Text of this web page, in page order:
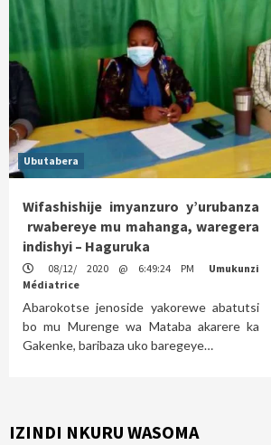
Ubutabera
Wifashishije imyanzuro y’urubanza
rwabereye mu mahanga, waregera
indishyi – Haguruka
08/12/ 2020 @ 6:49:24 PM
Umukunzi
Médiatrice
Abarokotse jenoside yakorewe abatutsi
bo mu Murenge wa Mataba akarere ka
Gakenke, baribaza uko baregeye…
IZINDI NKURU WASOMA